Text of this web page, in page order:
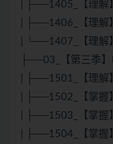
| ├──1405_【理解
| ├──1406_【理解
| └──1407_【理解
├──03_【第三季
| ├──1501_【理解
| ├──1502_【掌握
| ├──1503_【掌握
| ├──1504_【掌握